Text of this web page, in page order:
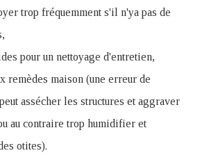
trop fréquemment s'il n'ya pas de
pour un nettoyage d'entretien,
remèdes maison (une erreur de
assécher les structures et aggraver
au contraire trop humidifier et
otites).